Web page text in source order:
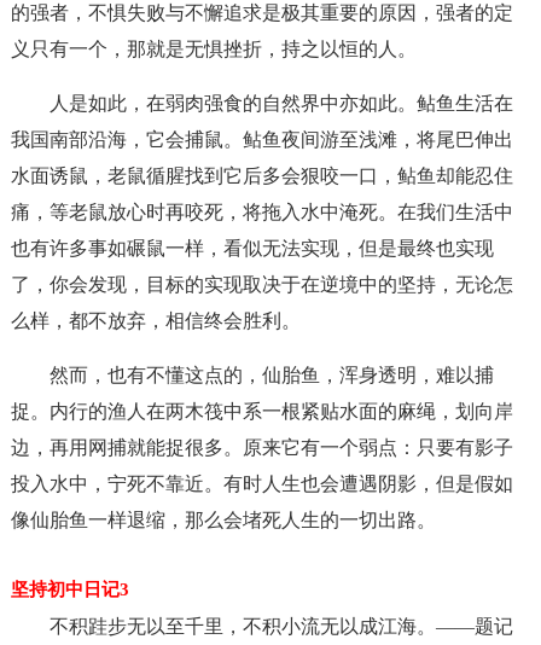
的强者，不惧失败与不懈追求是极其重要的原因，强者的定
义只有一个，那就是无惧挫折，持之以恒的人。
人是如此，在弱肉强食的自然界中亦如此。鲇鱼生活在
我国南部沿海，它会捕鼠。鲇鱼夜间游至浅滩，将尾巴伸出
水面诱鼠，老鼠循腥找到它后多会狠咬一口，鲇鱼却能忍住
痛，等老鼠放心时再咬死，将拖入水中淹死。在我们生活中
也有许多事如碾鼠一样，看似无法实现，但是最终也实现
了，你会发现，目标的实现取决于在逆境中的坚持，无论怎
么样，都不放弃，相信终会胜利。
然而，也有不懂这点的，仙胎鱼，浑身透明，难以捕
捉。内行的渔人在两木筏中系一根紧贴水面的麻绳，划向岸
边，再用网捕就能捉很多。原来它有一个弱点：只要有影子
投入水中，宁死不靠近。有时人生也会遭遇阴影，但是假如
像仙胎鱼一样退缩，那么会堵死人生的一切出路。
坚持初中日记3
不积跬步无以至千里，不积小流无以成江海。——题记